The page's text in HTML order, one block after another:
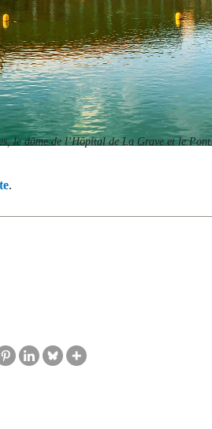
le dôme de l’Hôpital de La Grave et le Pont
.